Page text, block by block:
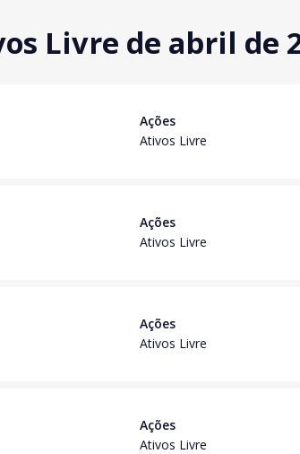
Livre de abril de
Ações
Ativos Livre
Ações
Ativos Livre
Ações
Ativos Livre
Ações
Ativos Livre